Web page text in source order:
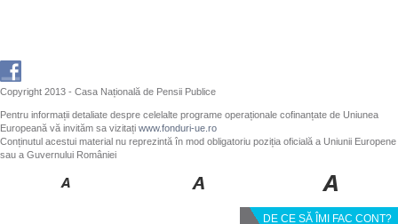
Copyright 2013 - Casa Națională de Pensii Publice
Pentru informații detaliate despre celelalte programe operaționale cofinanțate de Uniunea
Europeană vă invităm sa vizitați www.fonduri-ue.ro
Conținutul acestui material nu reprezintă în mod obligatoriu poziția oficială a Uniunii Europene
sau a Guvernului României
DE CE SĂ ÎMI FAC CONT?